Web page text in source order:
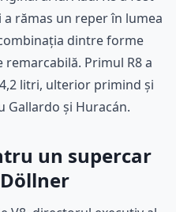
a rămas un reper în lumea
dintre forme
Primul R8 a
litri, ulterior primind și
Gallardo și Huracán.
un supercar